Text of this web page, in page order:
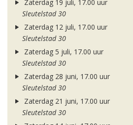
Zaterdag 19 juli, 17.00 uur
Sleutelstad 30
Zaterdag 12 juli, 17.00 uur
Sleutelstad 30
Zaterdag 5 juli, 17.00 uur
Sleutelstad 30
Zaterdag 28 juni, 17.00 uur
Sleutelstad 30
Zaterdag 21 juni, 17.00 uur
Sleutelstad 30